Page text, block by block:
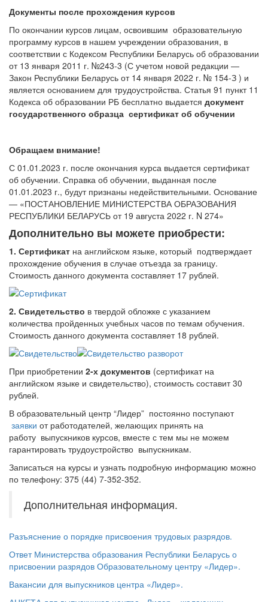
Документы после прохождения курсов
По окончании курсов лицам, освоившим образовательную
программу курсов в нашем учреждении образования, в
соответствии с Кодексом Республики Беларусь об образовании
от 13 января 2011 г. №243-3 (С учетом новой редакции —
Закон Республики Беларусь от 14 января 2022 г. № 154-З ) и
является основанием для трудоустройства. Статья 91 пункт 11
Кодекса об образовании РБ бесплатно выдается документ
государственного образца сертификат об обучении
Обращаем внимание!
С 01.01.2023 г. после окончания курса выдается сертификат
об обучении. Справка об обучении, выданная после
01.01.2023 г., будут признаны недействительными. Основание
— «ПОСТАНОВЛЕНИЕ МИНИСТЕРСТВА ОБРАЗОВАНИЯ
РЕСПУБЛИКИ БЕЛАРУСЬ от 19 августа 2022 г. N 274»
Дополнительно вы можете приобрести:
1. Сертификат на английском языке, который подтверждает
прохождение обучения в случае отъезда за границу.
Стоимость данного документа составляет 17 рублей.
2. Свидетельство в твердой обложке с указанием
количества пройденных учебных часов по темам обучения.
Стоимость данного документа составляет 18 рублей.
При приобретении 2-х документов (сертификат на
английском языке и свидетельство), стоимость составит 30
рублей.
В образовательный центр “Лидер” постоянно поступают
заявки от работодателей, желающих принять на
работу выпускников курсов, вместе с тем мы не можем
гарантировать трудоустройство выпускникам.
Записаться на курсы и узнать подробную информацию можно
по телефону: 375 (44) 7-352-352.
Дополнительная информация.
Разъяснение о порядке присвоения трудовых разрядов.
Ответ Министерства образования Республики Беларусь о
присвоении разрядов Образовательному центру «Лидер».
Вакансии для выпускников центра «Лидер».